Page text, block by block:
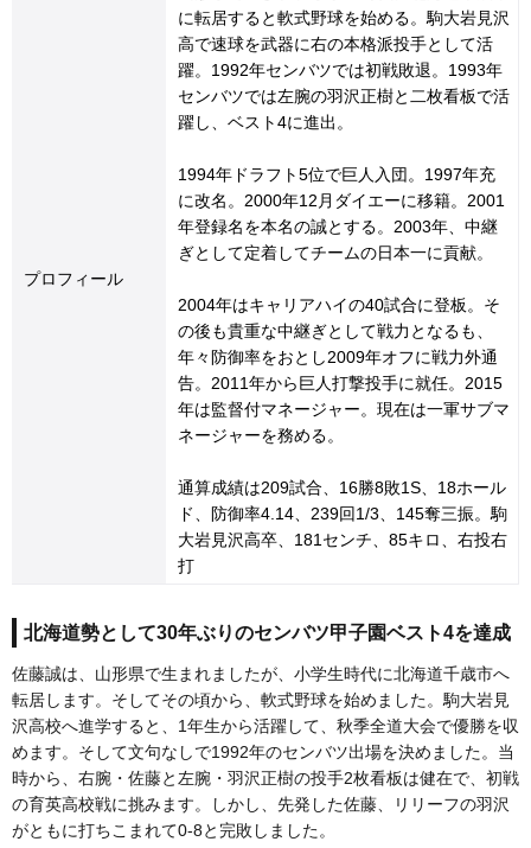
プロフィール
に転居すると軟式野球を始める。駒大岩見沢
高で速球を武器に右の本格派投手として活
躍。1992年センバツでは初戦敗退。1993年
センバツでは左腕の羽沢正樹と二枚看板で活
躍し、ベスト4に進出。
1994年ドラフト5位で巨人入団。1997年充
に改名。2000年12月ダイエーに移籍。2001
年登録名を本名の誠とする。2003年、中継
ぎとして定着してチームの日本一に貢献。
2004年はキャリアハイの40試合に登板。そ
の後も貴重な中継ぎとして戦力となるも、
年々防御率をおとし2009年オフに戦力外通
告。2011年から巨人打撃投手に就任。2015
年は監督付マネージャー。現在は一軍サブマ
ネージャーを務める。
通算成績は209試合、16勝8敗1S、18ホール
ド、防御率4.14、239回1/3、145奪三振。駒
大岩見沢高卒、181センチ、85キロ、右投右
打
北海道勢として30年ぶりのセンバツ甲子園ベスト4を達成
佐藤誠は、山形県で生まれましたが、小学生時代に北海道千歳市へ
転居します。そしてその頃から、軟式野球を始めました。駒大岩見
沢高校へ進学すると、1年生から活躍して、秋季全道大会で優勝を収
めます。そして文句なしで1992年のセンバツ出場を決めました。当
時から、右腕・佐藤と左腕・羽沢正樹の投手2枚看板は健在で、初戦
の育英高校戦に挑みます。しかし、先発した佐藤、リリーフの羽沢
がともに打ちこまれて0-8と完敗しました。